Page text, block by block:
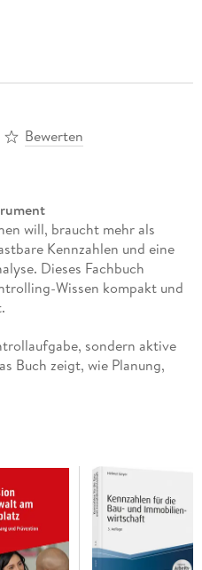
Bewerten
will, braucht mehr als
Kennzahlen und eine
Dieses Fachbuch
Wissen kompakt und
sondern aktive
Buch zeigt, wie Planung,
sind.
über Bottom-up-
auf